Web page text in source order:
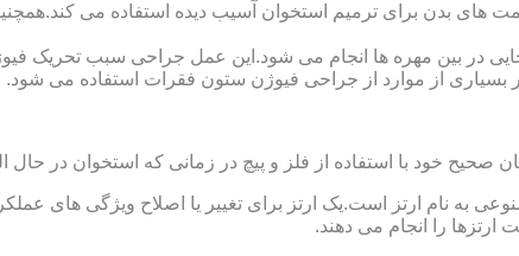
های بدن برای ترمیم استخوان آسیب دیده استفاده می
در بین مهره ها انجام می شود.این عمل جراحی سبب تحریک
از موارد از جراحی فیوژن ستون فقرات استفاده می شود.
خود با استفاده از فلز و پیچ در زمانی که استخوان در حال
به نام ارتز است.یک ارتز برای تغییر یا اصلاح ویژگی های
ارتزها را انجام می دهند.